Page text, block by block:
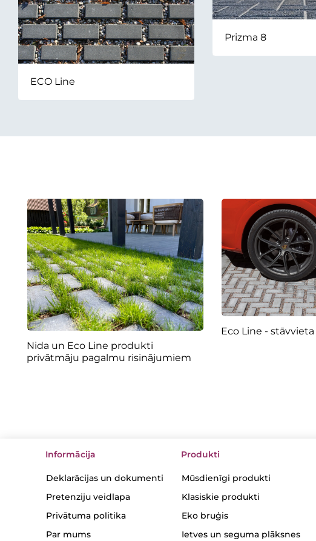
ECO Line
Prizma 8
Nida un Eco Line produkti
privātmāju pagalmu risinājumiem
Eco Line - stāvvieta
Informācija
Deklarācijas un dokumenti
Pretenziju veidlapa
Privātuma politika
Par mums
Produkti
Mūsdienīgi produkti
Klasiskie produkti
Eko bruģis
Ietves un seguma plāksnes